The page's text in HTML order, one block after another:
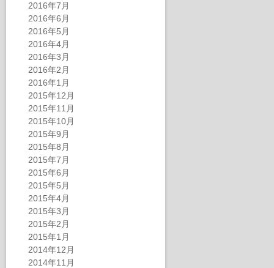
2016年7月
2016年6月
2016年5月
2016年4月
2016年3月
2016年2月
2016年1月
2015年12月
2015年11月
2015年10月
2015年9月
2015年8月
2015年7月
2015年6月
2015年5月
2015年4月
2015年3月
2015年2月
2015年1月
2014年12月
2014年11月